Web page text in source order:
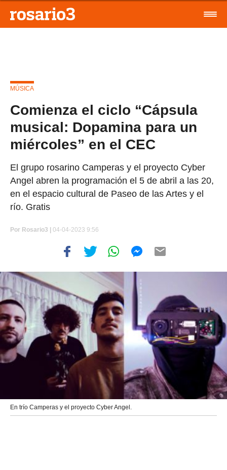
MÚSICA
Comienza el ciclo “Cápsula
musical: Dopamina para un
miércoles” en el CEC
El grupo rosarino Camperas y el proyecto Cyber
Angel abren la programación el 5 de abril a las 20,
en el espacio cultural de Paseo de las Artes y el
río. Gratis
Por Rosario3 | 04-04-2023 9:56
En trío Camperas y el proyecto Cyber Angel.